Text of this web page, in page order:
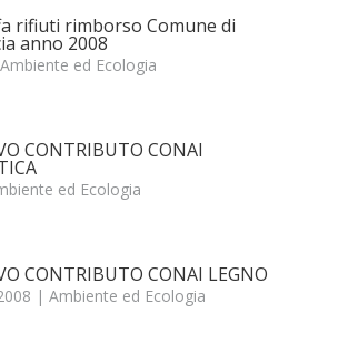
rifiuti rimborso Comune di
anno 2008
Ambiente ed Ecologia
CONTRIBUTO CONAI
ed Ecologia
CONTRIBUTO CONAI LEGNO
| Ambiente ed Ecologia